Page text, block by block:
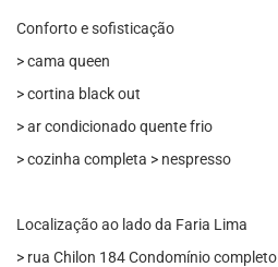
Conforto e sofisticação
> cama queen
> cortina black out
> ar condicionado quente frio
> cozinha completa > nespresso
Localização ao lado da Faria Lima
> rua Chilon 184 Condomínio completo